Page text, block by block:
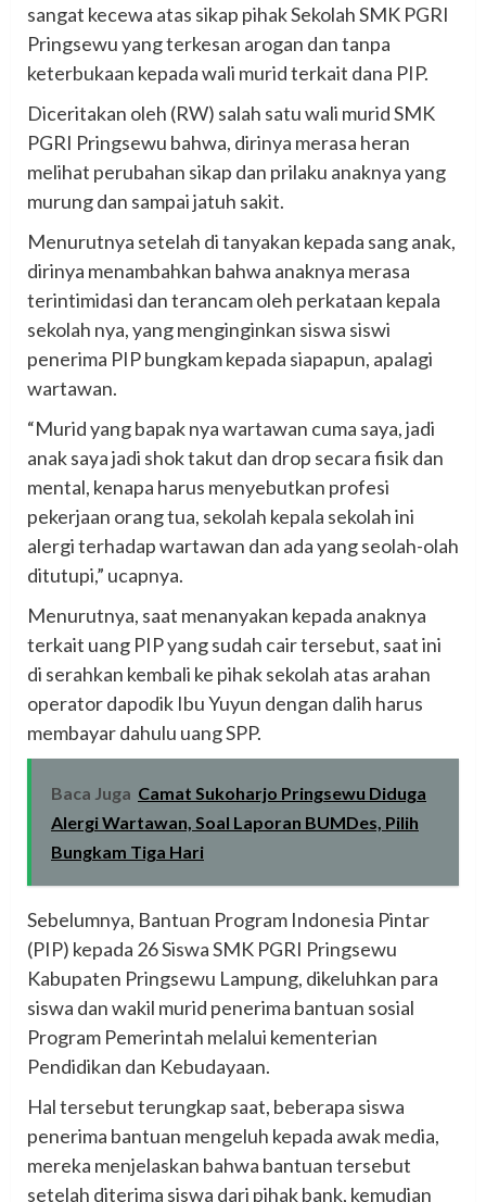
sangat kecewa atas sikap pihak Sekolah SMK PGRI
Pringsewu yang terkesan arogan dan tanpa
keterbukaan kepada wali murid terkait dana PIP.
Diceritakan oleh (RW) salah satu wali murid SMK
PGRI Pringsewu bahwa, dirinya merasa heran
melihat perubahan sikap dan prilaku anaknya yang
murung dan sampai jatuh sakit.
Menurutnya setelah di tanyakan kepada sang anak,
dirinya menambahkan bahwa anaknya merasa
terintimidasi dan terancam oleh perkataan kepala
sekolah nya, yang menginginkan siswa siswi
penerima PIP bungkam kepada siapapun, apalagi
wartawan.
“Murid yang bapak nya wartawan cuma saya, jadi
anak saya jadi shok takut dan drop secara fisik dan
mental, kenapa harus menyebutkan profesi
pekerjaan orang tua, sekolah kepala sekolah ini
alergi terhadap wartawan dan ada yang seolah-olah
ditutupi,” ucapnya.
Menurutnya, saat menanyakan kepada anaknya
terkait uang PIP yang sudah cair tersebut, saat ini
di serahkan kembali ke pihak sekolah atas arahan
operator dapodik Ibu Yuyun dengan dalih harus
membayar dahulu uang SPP.
Baca Juga Camat Sukoharjo Pringsewu Diduga
Alergi Wartawan, Soal Laporan BUMDes, Pilih
Bungkam Tiga Hari
Sebelumnya, Bantuan Program Indonesia Pintar
(PIP) kepada 26 Siswa SMK PGRI Pringsewu
Kabupaten Pringsewu Lampung, dikeluhkan para
siswa dan wakil murid penerima bantuan sosial
Program Pemerintah melalui kementerian
Pendidikan dan Kebudayaan.
Hal tersebut terungkap saat, beberapa siswa
penerima bantuan mengeluh kepada awak media,
mereka menjelaskan bahwa bantuan tersebut
setelah diterima siswa dari pihak bank, kemudian